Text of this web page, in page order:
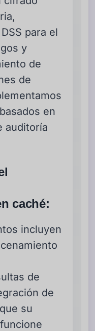
para el
y
de
de
en
auditoría
caché:
incluyen
de
de
su